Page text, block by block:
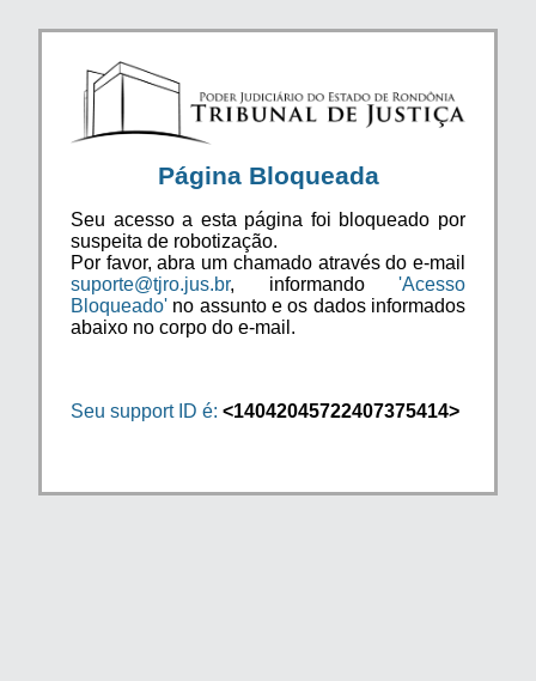
Página Bloqueada
Seu acesso a esta página foi bloqueado por
suspeita de robotização.
Por favor, abra um chamado através do e-mail
suporte@tjro.jus.br, informando 'Acesso
Bloqueado' no assunto e os dados informados
abaixo no corpo do e-mail.
Seu support ID é: <14042045722407375414>